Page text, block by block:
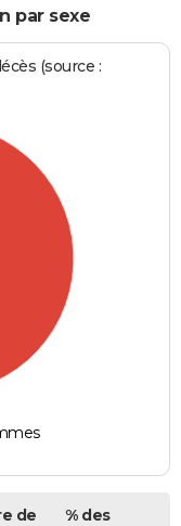
par sexe
(source :
de
% des